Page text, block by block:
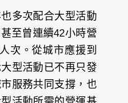
多次配合大型活動
至曾連續42小時營
次。從城市應援到
型活動已不再只發
服務共同支撐，也